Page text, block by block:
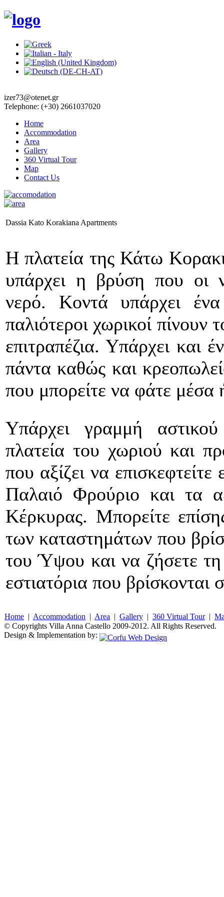
izer73@otenet.gr
Telephone: (+30) 2661037020
Home
Accommodation
Area
Gallery
360 Virtual Tour
Map
Contact Us
Dassia Kato Korakiana Apartments
Η πλατεία της Κάτω
υπάρχει η βρύση που οι
νερό. Κοντά υπάρχει
παλιότεροι χωρικοί πίνουν
επιτραπέζια. Υπάρχει και
πάντα καθώς και
που μπορείτε να φάτε
Υπάρχει γραμμή
πλατεία του χωριού και
που αξίζει να επισκεφτείτε
Παλαιό Φρούριο και τα
Κέρκυρας. Μπορείτε
των καταστημάτων που
του Ύψου και να ζήσετε
εστιατόρια που
Home | Accommodation | Area | Gallery | 360 Virtual Tour|
© Copyrights Villa Anna Castello 2009-2012. All Rights Reserved.
Design & Implementation by: